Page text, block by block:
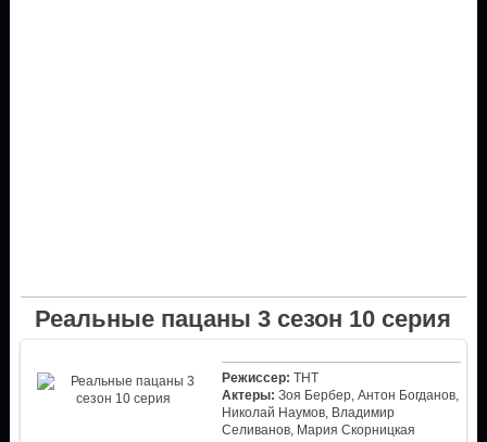
Реальные пацаны 3 сезон 10 серия
Режиссер: ТНТ
Актеры: Зоя Бербер, Антон Богданов,
Николай Наумов, Владимир
Селиванов, Мария Скорницкая